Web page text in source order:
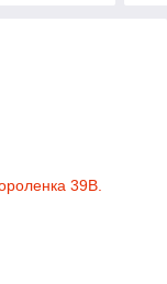
39В.